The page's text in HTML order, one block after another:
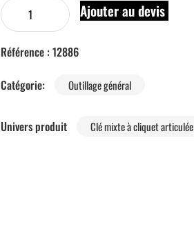
Ajouter au devis
Référence : 12886
Catégorie:
Outillage général
Univers produit Clé mixte à cliquet articulée